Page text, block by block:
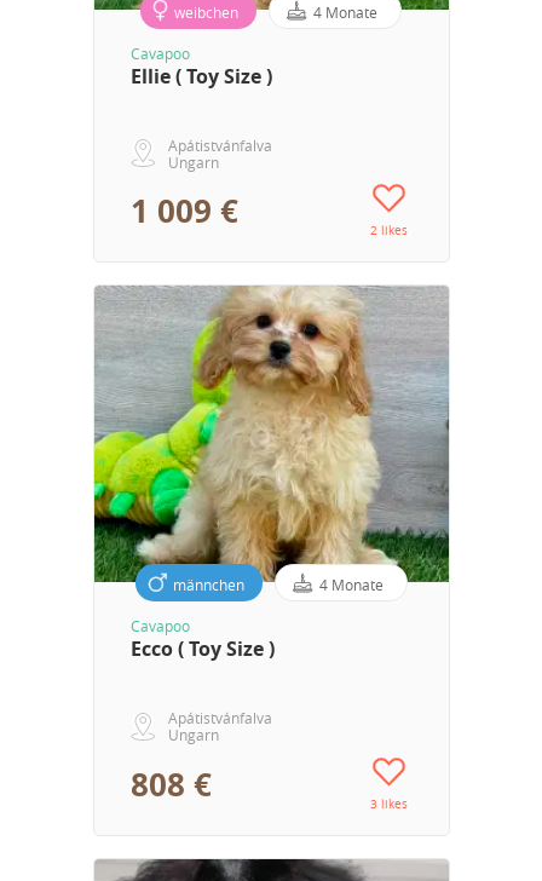
weibchen 4 Monate
Cavapoo
Ellie ( Toy Size )
Apátistvánfalva
Ungarn
1 009 € 2 likes
männchen 4 Monate
Cavapoo
Ecco ( Toy Size )
Apátistvánfalva
Ungarn
808 € 3 likes